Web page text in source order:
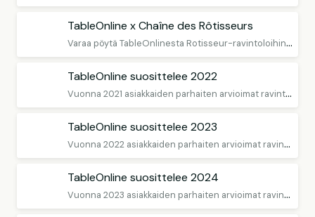
TableOnline x Chaîne des Rôtisseurs
V
araa pöytä TableOnlinesta Rotisseur-ravintoloihin ympäri Suomen
TableOnline suosittelee 2022
V
uonna 2021 asiakkaiden parhaiten arvioimat ravintolat
TableOnline suosittelee 2023
V
uonna 2022 asiakkaiden parhaiten arvioimat ravintolat
TableOnline suosittelee 2024
V
uonna 2023 asiakkaiden parhaiten arvioimat ravintolat